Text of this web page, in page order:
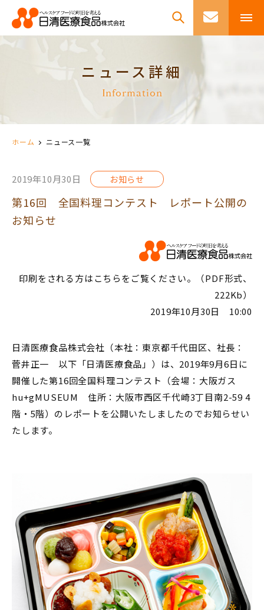
ニュース詳細
Information
ホーム ニュース一覧
2019年10月30日 お知らせ
第16回 全国料理コンテスト レポート公開の
お知らせ
印刷をされる方はこちらをご覧ください。（PDF形式、
222Kb）
2019年10月30日 10:00
日清医療食品株式会社（本社：東京都千代田区、社長：
菅井正一 以下「日清医療食品」）は、2019年9月6日に
開催した第16回全国料理コンテスト（会場：大阪ガス
hu+gMUSEUM 住所：大阪市西区千代崎3丁目南2-59 4
階・5階）のレポートを公開いたしましたのでお知らせい
たします。